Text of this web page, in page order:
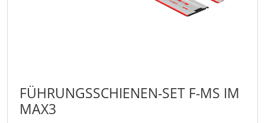
FÜHRUNGSSCHIENEN-SET F-MS IM
MAX3